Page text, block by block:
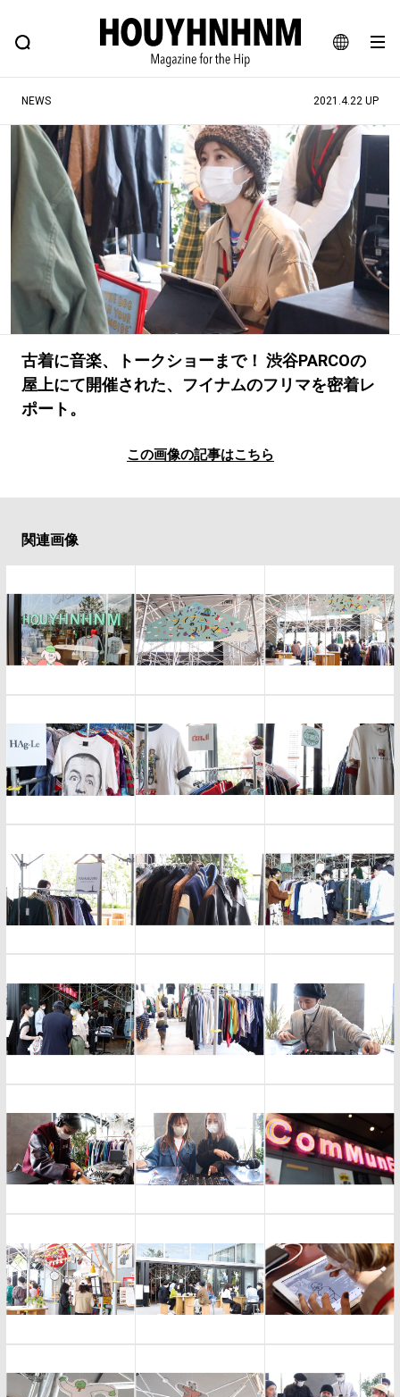
JA
EN
FEATURE BLOG SNAP
ヒップなファッション、カルチャー、ライフスタイルWEBマガジン
#注目のタグ
#SHOPPING ADDICT #憧れの逸品
#ESSENTIAL DESIGNS #古着サミット
#NEW VINTAGE #マイナーグッド図鑑
#路地裏てぃーん。 #MONTHLY JOURNAL
#GH 銘品の所以 #フイナムのYouTube
#ととけん #FASHION #MUSIC #MOVIE
#LIFESTYLE
NEWS 2021.4.22 UP
古着に音楽、トークショーまで！ 渋谷PARCOの
屋上にて開催された、フイナムのフリマを密着レ
ポート。
この画像の記事はこちら
関連画像